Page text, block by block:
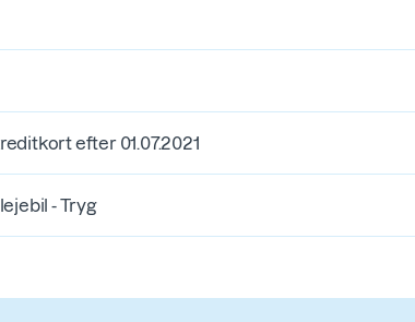
efter 01.07.2021
- Tryg